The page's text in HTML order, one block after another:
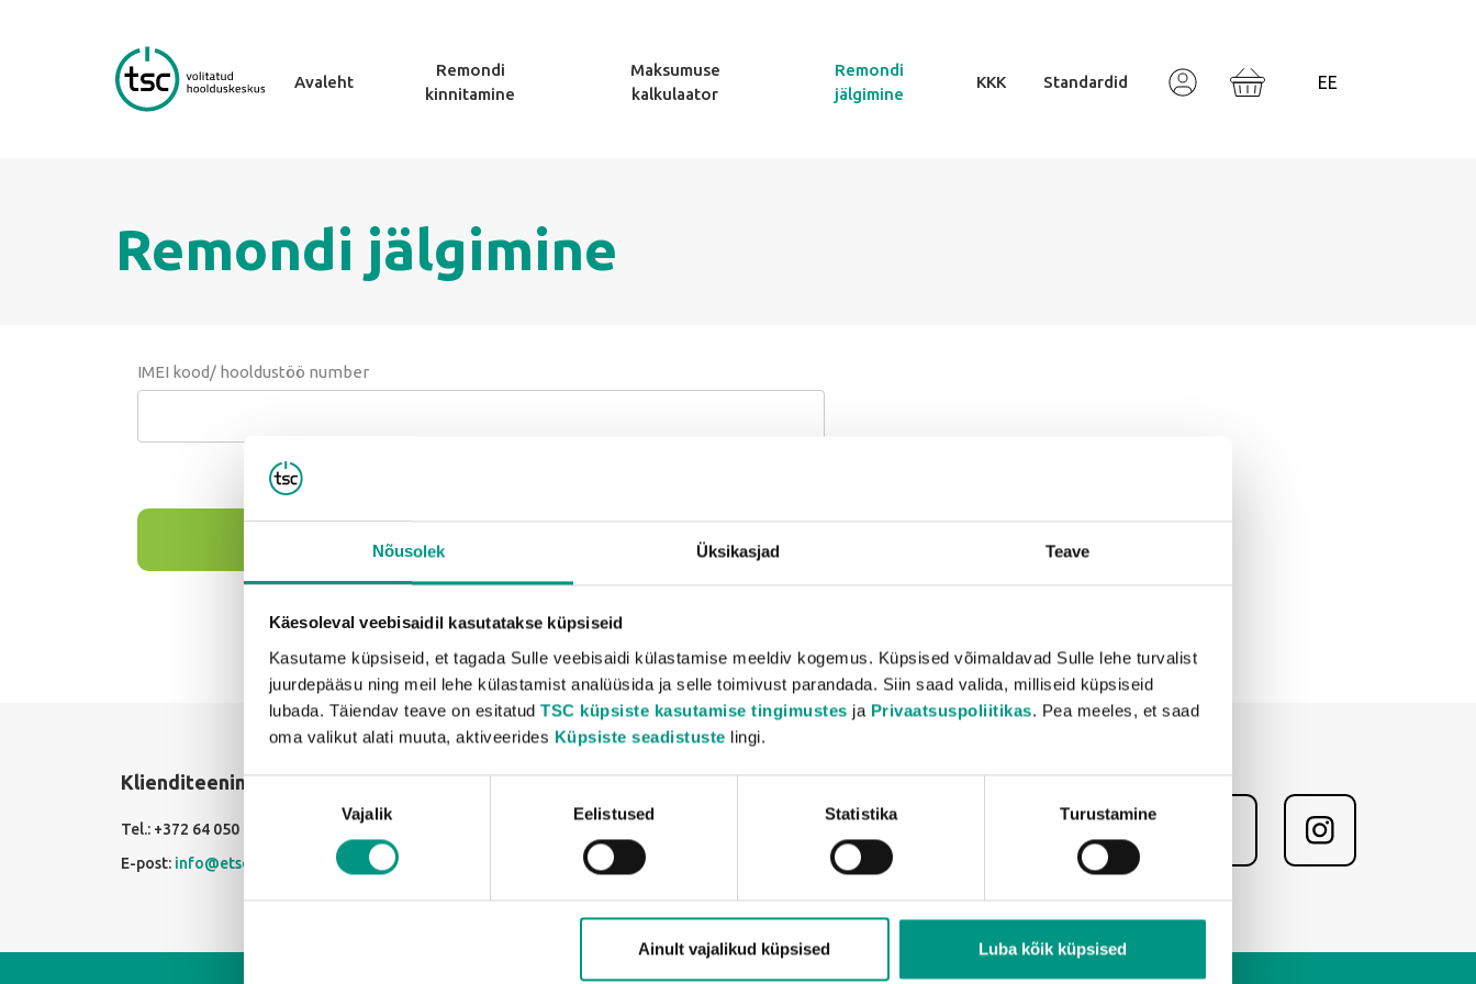
Nõusolek Üksikasjad Teave
Käesoleval veebisaidil kasutatakse küpsiseid
Kasutame küpsiseid, et tagada Sulle veebisaidi külastamise meeldiv kogemus. Küpsised võimaldavad Sulle lehe turvalist
juurdepääsu ning meil lehe külastamist analüüsida ja selle toimivust parandada. Siin saad valida, milliseid küpsiseid
lubada. Täiendav teave on esitatud TSC küpsiste kasutamise tingimustes ja Privaatsuspoliitikas. Pea meeles, et saad
oma valikut alati muuta, aktiveerides Küpsiste seadistuste lingi.
Nõusoleku
Vajalik Eelistused Statistika Turustamine
Ainult vajalikud küpsised Luba kõik küpsised
Avaleht
Remondi
kinnitamine
Maksumuse
kalkulaator
Remondi
jälgimine
KKK Standardid
Remondi jälgimine
IMEI kood/ hooldustöö number
Klienditeenindus
Tel.: +372 64 050 74
E-post: info@etsc.ee
Lahtioleku aeg
E - R 09.00 - 18.00
L, P Suletud